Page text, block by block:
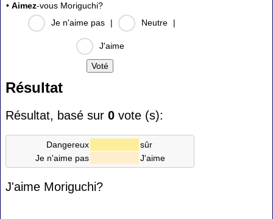
• Aimez-vous Moriguchi?
Je n'aime pas
| Neutre |
J'aime
Résultat
Résultat, basé sur 0 vote (s):
Dangereux
sûr
Je n'aime pas
J'aime
J'aime Moriguchi?